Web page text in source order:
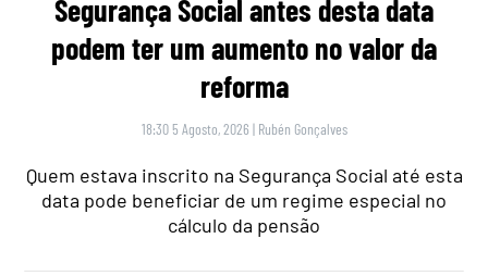
Segurança Social antes desta data
podem ter um aumento no valor da
reforma
18:30 5 Agosto, 2026 | Rubén Gonçalves
Quem estava inscrito na Segurança Social até esta
data pode beneficiar de um regime especial no
cálculo da pensão